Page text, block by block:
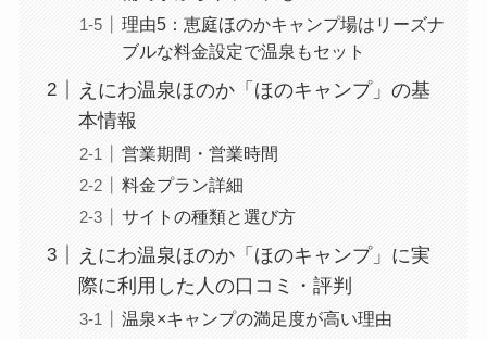
理由5：恵庭ほのかキャンプ場はリーズナ
ブルな料金設定で温泉もセット
えにわ温泉ほのか「ほのキャンプ」の基
本情報
営業期間・営業時間
料金プラン詳細
サイトの種類と選び方
えにわ温泉ほのか「ほのキャンプ」に実
際に利用した人の口コミ・評判
温泉×キャンプの満足度が高い理由